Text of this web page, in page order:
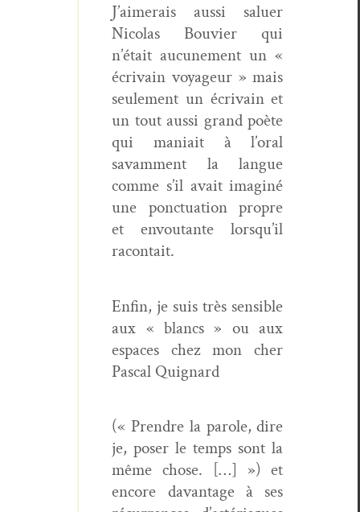
J’aimerais aus­si saluer
Nico­las Bou­vi­er qui
n’était aucune­ment un «
écrivain voyageur » mais
seule­ment un écrivain et
un tout aus­si grand poète
qui mani­ait à l’oral
savam­ment la langue
comme s’il avait imag­iné
une ponc­tu­a­tion pro­pre
et envoutante lorsqu’il
racontait.
Enfin, je suis très sen­si­ble
aux « blancs » ou aux
espaces chez mon cher
Pas­cal Quignard
(« Pren­dre la parole, dire
je, pos­er le temps sont la
même chose. […] ») et
encore davan­tage à ses